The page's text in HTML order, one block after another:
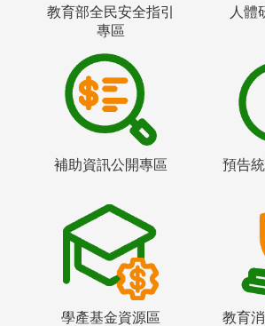
教育部全民安全指引
專區
人體
補助資訊公開專區
預告
學產基金資源區 教育